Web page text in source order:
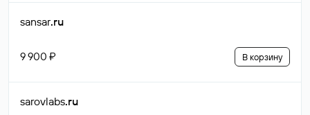
sansar.ru
9 900 ₽ В корзину
sarovlabs.ru